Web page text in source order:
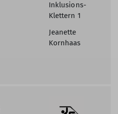
Inklusions-
Klettern 1
Jeanette
Kornhaas